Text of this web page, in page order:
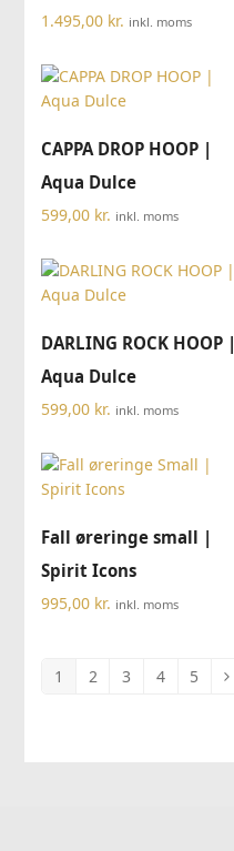
1.495,00 kr. inkl. moms
CAPPA DROP HOOP |
Aqua Dulce
599,00 kr. inkl. moms
DARLING ROCK HOOP |
Aqua Dulce
599,00 kr. inkl. moms
Fall øreringe small |
Spirit Icons
995,00 kr. inkl. moms
1 2 3 4 5